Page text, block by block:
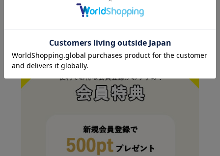
SPECIAL DEALS
お得情報